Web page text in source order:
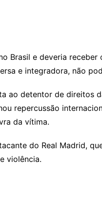
Brasil e deveria
e integradora, não
ao detentor de direitos
repercussão
da vítima.
do Real Madrid,
violência.